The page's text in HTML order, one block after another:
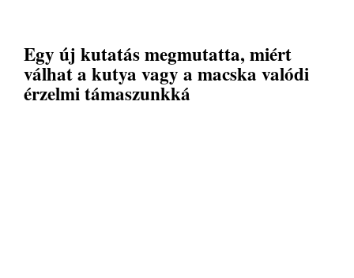
Egy új kutatás megmutatta, miért
válhat a kutya vagy a macska valódi
érzelmi támaszunkká